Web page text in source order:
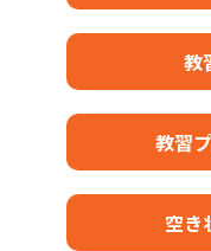
教
教習
空き